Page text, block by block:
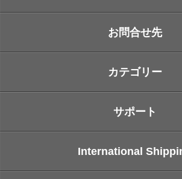
お問合せ先
カテゴリー
サポート
International